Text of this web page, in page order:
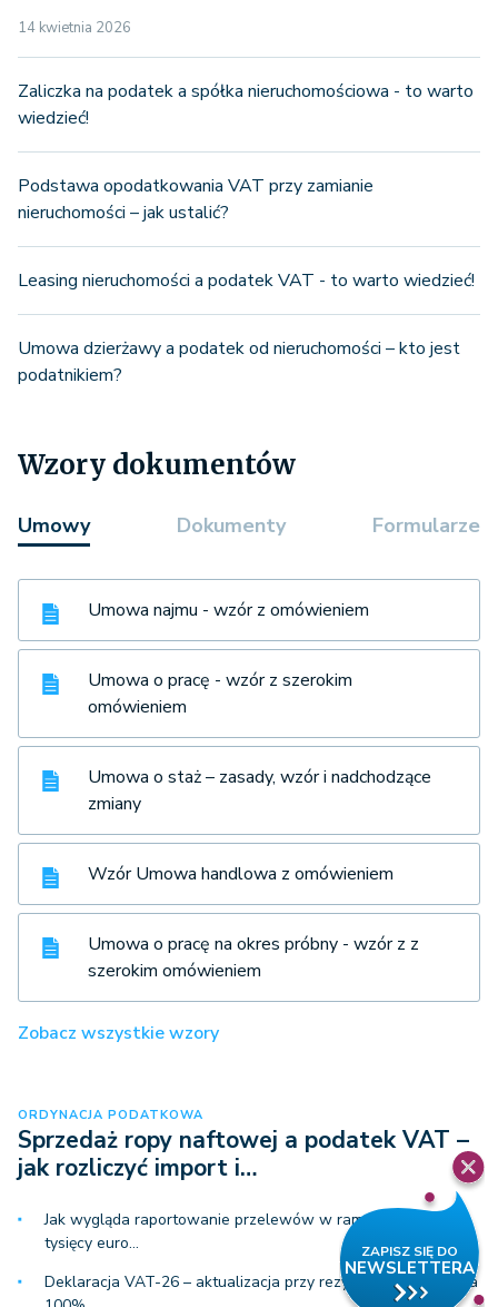
14 kwietnia 2026
Zaliczka na podatek a spółka nieruchomościowa - to warto
wiedzieć!
Podstawa opodatkowania VAT przy zamianie
nieruchomości – jak ustalić?
Leasing nieruchomości a podatek VAT - to warto wiedzieć!
Umowa dzierżawy a podatek od nieruchomości – kto jest
podatnikiem?
Wzory dokumentów
Umowy Dokumenty Formularze
Umowa najmu - wzór z omówieniem
Umowa o pracę - wzór z szerokim
omówieniem
Umowa o staż – zasady, wzór i nadchodzące
zmiany
Wzór Umowa handlowa z omówieniem
Umowa o pracę na okres próbny - wzór z z
szerokim omówieniem
Zobacz wszystkie wzory
ORDYNACJA PODATKOWA
Sprzedaż ropy naftowej a podatek VAT –
jak rozliczyć import i…
Jak wygląda raportowanie przelewów w ramach limitu 15
tysięcy euro…
Deklaracja VAT-26 – aktualizacja przy rezygnacji z odliczenia